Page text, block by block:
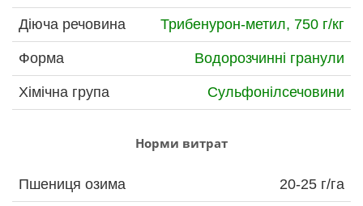
Діюча речовина Трибенурон-метил, 750 г/кг
Форма Водорозчинні гранули
Хімічна група Сульфонілсечовини
Норми витрат
Пшениця озима 20-25 г/га